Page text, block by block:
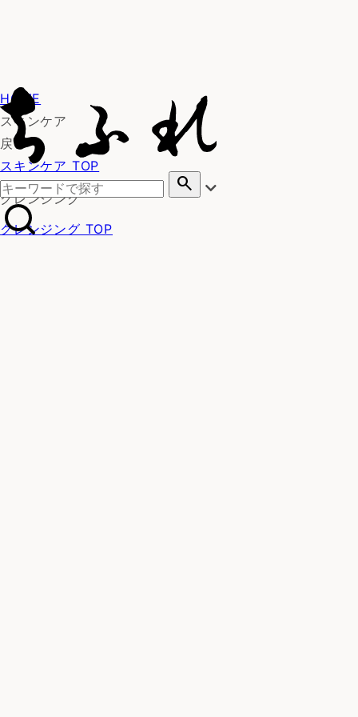
search
HOME
スキンケア
戻る
スキンケア TOP
クレンジング
クレンジング TOP